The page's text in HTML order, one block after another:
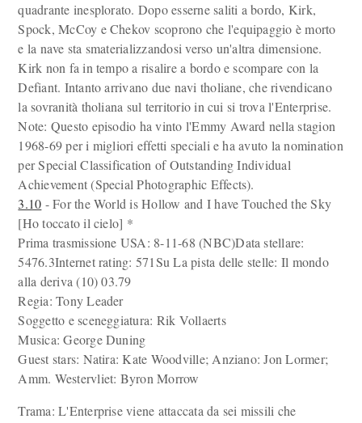
quadrante inesplorato. Dopo esserne saliti a bordo, Kirk,
Spock, McCoy e Chekov scoprono che l'equipaggio è morto
e la nave sta smaterializzandosi verso un'altra dimensione.
Kirk non fa in tempo a risalire a bordo e scompare con la
Defiant. Intanto arrivano due navi tholiane, che rivendicano
la sovranità tholiana sul territorio in cui si trova l'Enterprise.
Note: Questo episodio ha vinto l'Emmy Award nella stagion
1968-69 per i migliori effetti speciali e ha avuto la nomination
per Special Classification of Outstanding Individual
Achievement (Special Photographic Effects).
3.10 - For the World is Hollow and I have Touched the Sky
[Ho toccato il cielo] *
Prima trasmissione USA: 8-11-68 (NBC)Data stellare:
5476.3Internet rating: 571Su La pista delle stelle: Il mondo
alla deriva (10) 03.79
Regia: Tony Leader
Soggetto e sceneggiatura: Rik Vollaerts
Musica: George Duning
Guest stars: Natira: Kate Woodville; Anziano: Jon Lormer;
Amm. Westervliet: Byron Morrow
Trama: L'Enterprise viene attaccata da sei missili che